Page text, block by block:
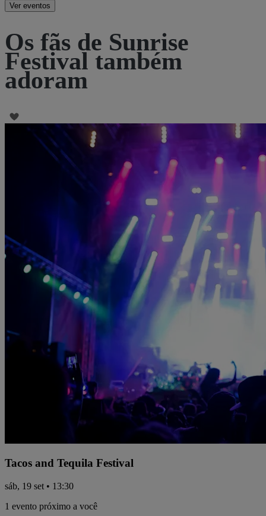
Ver eventos
Os fãs de Sunrise
Festival também
adoram
Tacos and Tequila Festival
sáb, 19 set • 13:30
1 evento próximo a você